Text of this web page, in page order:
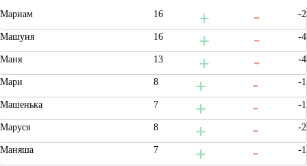
Мариам
16 -2
Машуня 16 -4
Маня 13 -4
Мари 8 -1
Машенька 7 -1
Маруся 8 -2
Маняша 7 -1